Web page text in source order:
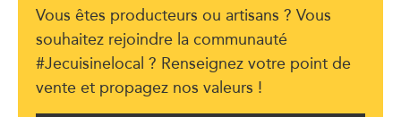
Vous êtes producteurs ou artisans ? Vous
souhaitez rejoindre la communauté
#Jecuisinelocal ? Renseignez votre point de
vente et propagez nos valeurs !